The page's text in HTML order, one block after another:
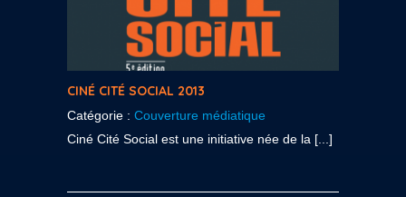
CINÉ CITÉ SOCIAL 2013
Catégorie : Couverture médiatique
Ciné Cité Social est une initiative née de la [...]